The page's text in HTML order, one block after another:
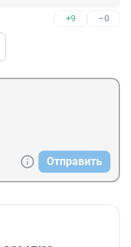
+9 –0
Отправить